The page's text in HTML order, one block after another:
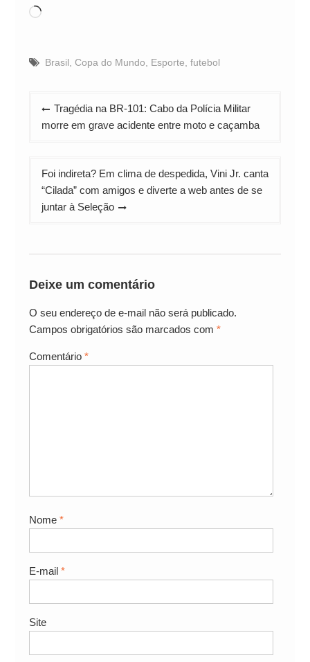
Carregando...
Brasil Copa do Mundo Esporte futebol
Navegação
de
Tragédia na BR-101: Cabo da Polícia Militar
morre em grave acidente entre moto e caçamba
Foi indireta? Em clima de despedida, Vini Jr. canta
“Cilada” com amigos e diverte a web antes de se
juntar à Seleção
Deixe um comentário
O seu endereço de e-mail não será publicado.
Campos obrigatórios são marcados com *
Comentário *
Nome *
E-mail *
Site